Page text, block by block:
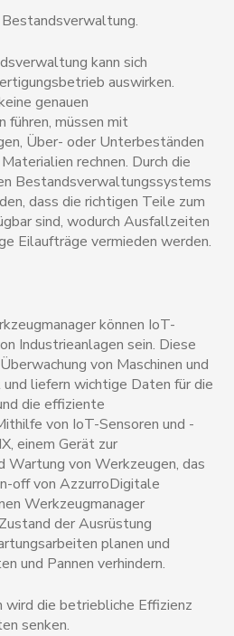
kann sich
auswirken.
genauen
führen, müssen mit
Über- oder Unterbeständen
rechnen. Durch die
Bestandsverwaltungssystems
dass die richtigen Teile zum
sind, wodurch Ausfallzeiten
Eilaufträge vermieden werden.
können IoT-
Industrieanlagen sein. Diese
von Maschinen und
liefern wichtige Daten für die
die effiziente
von IoT-Sensoren und -
einem Gerät zur
Wartung von Werkzeugen, das
off von AzzurroDigitale
Werkzeugmanager
der Ausrüstung
planen und
und Pannen verhindern.
die betriebliche Effizienz
senken.